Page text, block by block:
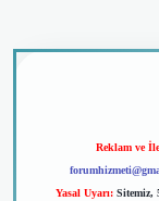
Reklam ve
Yasal Uyarı: Sitemiz,